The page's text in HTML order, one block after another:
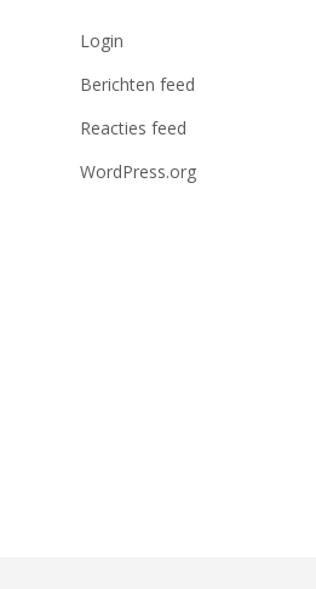
Login
Berichten feed
Reacties feed
WordPress.org